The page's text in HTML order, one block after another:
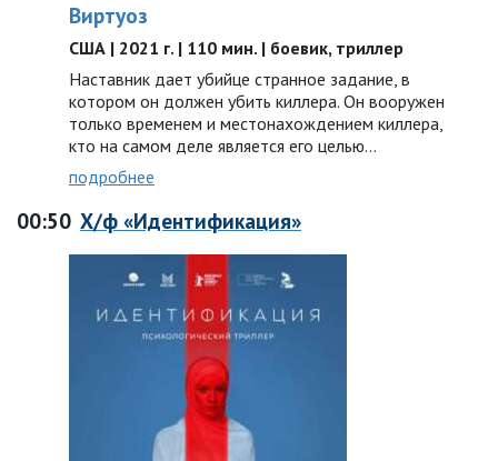
Виртуоз
США | 2021 г. | 110 мин. | боевик, триллер
Наставник дает убийце странное задание, в
котором он должен убить киллера. Он вооружен
только временем и местонахождением киллера,
кто на самом деле является его целью…
подробнее
00:50 Х/ф «Идентификация»